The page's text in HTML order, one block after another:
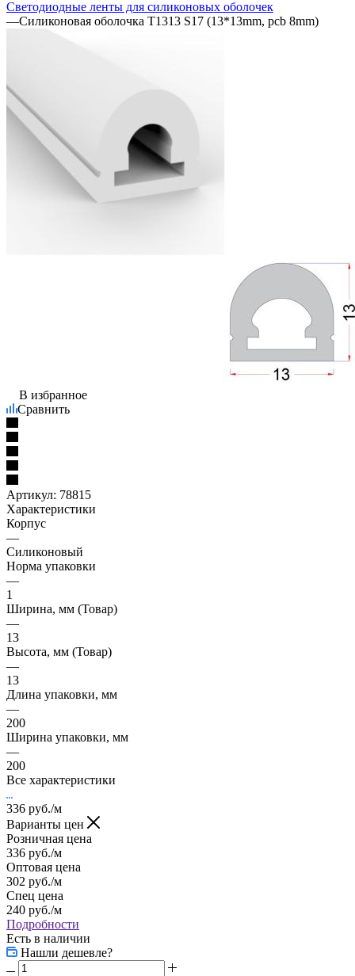
Светодиодные ленты для силиконовых оболочек
—Cиликоновая оболочка T1313 S17 (13*13mm, pcb 8mm)
В избранное
Сравнить
Артикул: 78815
Характеристики
Корпус
—
Силиконовый
Норма упаковки
—
1
Ширина, мм (Товар)
—
13
Высота, мм (Товар)
—
13
Длина упаковки, мм
—
200
Ширина упаковки, мм
—
200
Все характеристики
336 руб./м
Варианты цен
Розничная цена
336 руб./м
Оптовая цена
302 руб./м
Спец цена
240 руб./м
Подробности
Есть в наличии
Нашли дешевле?